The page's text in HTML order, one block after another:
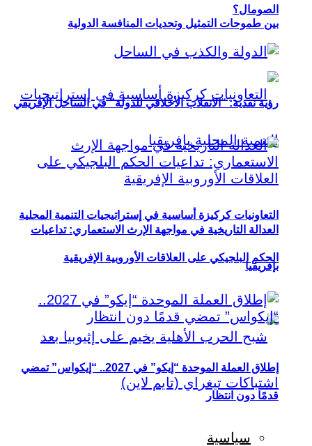
بين طموحات التمثيل وتحديات المنافسة الدولية
التعاونيات كركيزة أساسية في إستراتيجيات التنمية المحلية
بإفريقيا
الصومال؟
رؤية نقدية: “الانقلاب الأخلاقي للدولة” في الساحل الإفريقي
العدالة التاريخية في مواجهة الإرث الاستعماري: تداعيات
الحكم البلجيكي على العلاقات الأوروبية الإفريقية
إطلاق العملة الموحدة “إيكو” في 2027.. “إيكواس” تمضي
قدمًا دون انتظار
سياسية